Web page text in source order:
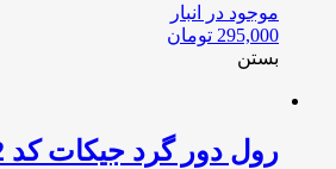
موجود در انبار
295,000 تومان
بستن
رول دور گرد جيكات كد 1882